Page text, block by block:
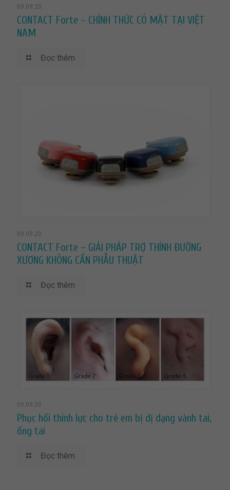
09.09.20
CONTACT Forte – CHÍNH THỨC CÓ MẶT TẠI VIỆT
NAM
Đọc thêm
09.09.20
CONTACT Forte – GIẢI PHÁP TRỢ THÍNH ĐƯỜNG
XƯƠNG KHÔNG CẦN PHẪU THUẬT
Đọc thêm
09.09.20
Phục hồi thính lực cho trẻ em bị dị dạng vành tai,
ống tai
Đọc thêm